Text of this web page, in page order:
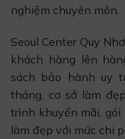
nghiệm chuyên môn.
Seoul Center Quy
khách hàng lên
sách bảo hành uy
tháng, cơ sở làm
trình khuyến mãi,
làm đẹp với mức chi